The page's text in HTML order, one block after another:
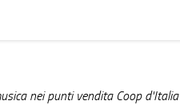
nei punti vendita Coop d'Italia